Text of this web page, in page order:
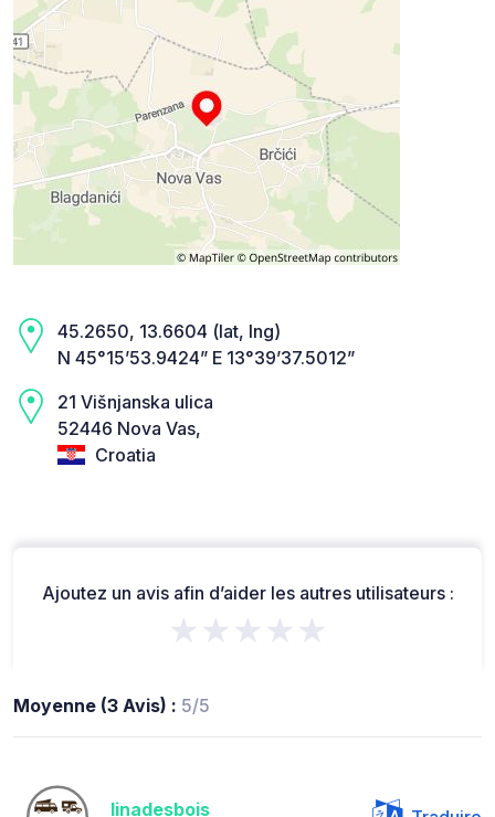
45.2650, 13.6604 (lat, lng)
N 45°15’53.9424” E 13°39’37.5012”
21 Višnjanska ulica
52446 Nova Vas,
Croatia
Ajoutez un avis afin d’aider les autres utilisateurs :
★★★★★
Moyenne (3 Avis) : 5/5
linadesbois